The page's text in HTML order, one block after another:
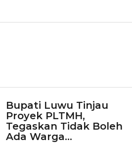
Bupati Luwu Tinjau
Proyek PLTMH,
Tegaskan Tidak Boleh
Ada Warga...